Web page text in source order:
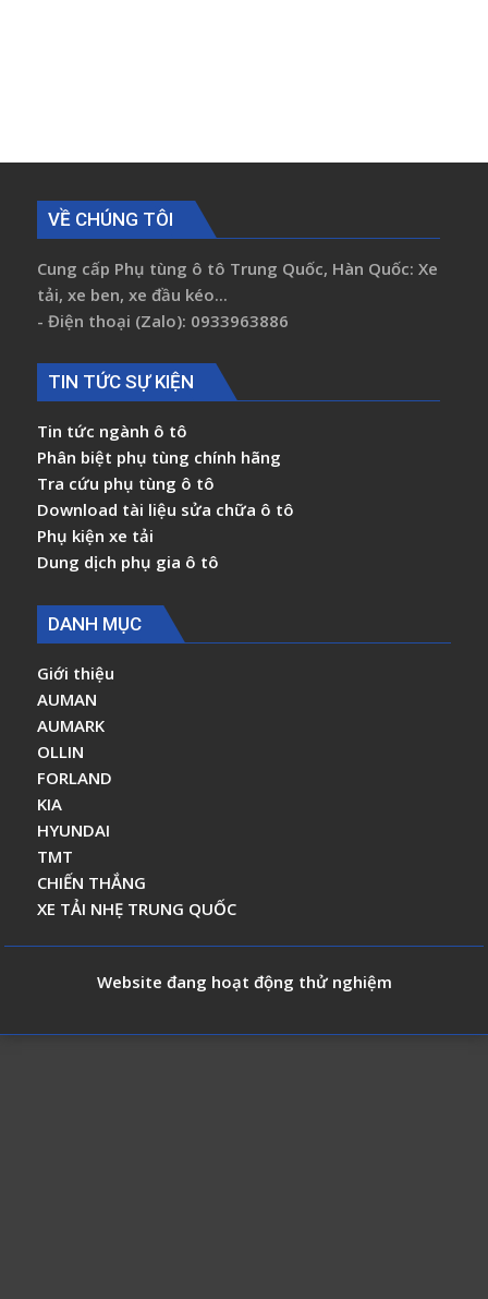
VỀ CHÚNG TÔI
Cung cấp Phụ tùng ô tô Trung Quốc, Hàn Quốc: Xe
tải, xe ben, xe đầu kéo...
- Điện thoại (Zalo): 0933963886
TIN TỨC SỰ KIỆN
Tin tức ngành ô tô
Phân biệt phụ tùng chính hãng
Tra cứu phụ tùng ô tô
Download tài liệu sửa chữa ô tô
Phụ kiện xe tải
Dung dịch phụ gia ô tô
DANH MỤC
Giới thiệu
AUMAN
AUMARK
OLLIN
FORLAND
KIA
HYUNDAI
TMT
CHIẾN THẮNG
XE TẢI NHẸ TRUNG QUỐC
Website đang hoạt động thử nghiệm